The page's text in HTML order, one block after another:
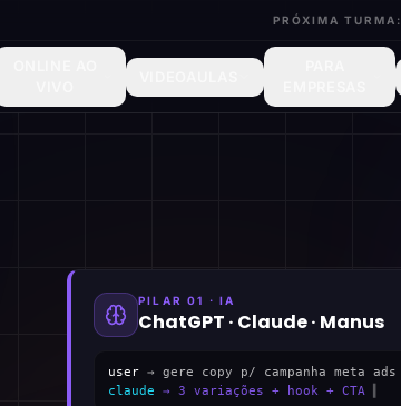
PRÓXIMA TURMA:
PILAR 01 · IA
ChatGPT · Claude · Manus
user → gere copy p/ campanha meta ads
claude → 3 variações + hook + CTA